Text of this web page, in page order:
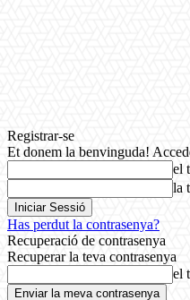
Registrar-se
Et donem la benvinguda!
el
la
Has perdut la contrasenya?
Recuperació de contrasenya
Recuperar la teva contrasenya
el